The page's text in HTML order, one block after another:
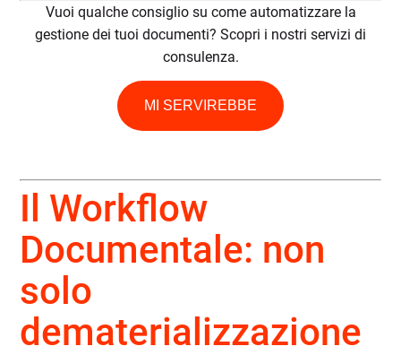
Vuoi qualche consiglio su come automatizzare la
gestione dei tuoi documenti? Scopri i nostri servizi di
consulenza.
MI SERVIREBBE
Il Workflow
Documentale: non
solo
dematerializzazione